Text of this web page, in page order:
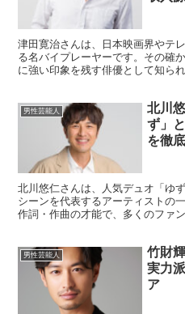
津田寛治さんは、日本映画界やテ
る名バイプレーヤーです。その確
に強い印象を残す俳優として知ら
男性芸能人
北川
ず」
を徹
北川悠仁さんは、人気デュオ「ゆ
シーンを代表するアーティストの
作詞・作曲の才能で、多くのファ
男性芸能人
竹財
実力
ア